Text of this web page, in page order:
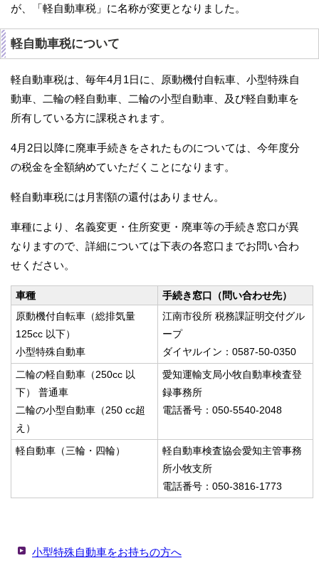
が、「軽自動車税」に名称が変更となりました。
軽自動車税について
軽自動車税は、毎年4月1日に、原動機付自転車、小型特殊自
動車、二輪の軽自動車、二輪の小型自動車、及び軽自動車を
所有している方に課税されます。
4月2日以降に廃車手続きをされたものについては、今年度分
の税金を全額納めていただくことになります。
軽自動車税には月割額の還付はありません。
車種により、名義変更・住所変更・廃車等の手続き窓口が異
なりますので、詳細については下表の各窓口までお問い合わ
せください。
車種
手続き窓口（問い合わせ先）
原動機付自転車（総排気量
125cc 以下）
小型特殊自動車
江南市役所 税務課証明交付グル
ープ
ダイヤルイン：0587-50-0350
二輪の軽自動車（250cc 以
下） 普通車
二輪の小型自動車（250 cc超
え）
愛知運輸支局小牧自動車検査登
録事務所
電話番号：050-5540-2048
軽自動車（三輪・四輪）
軽自動車検査協会愛知主管事務
所小牧支所
電話番号：050-3816-1773
小型特殊自動車をお持ちの方へ